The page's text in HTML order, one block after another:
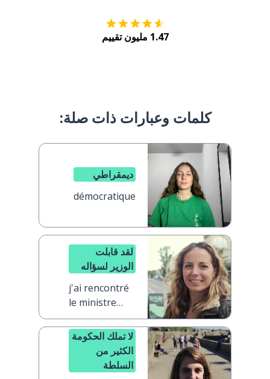
1.47 مليون تقييم
كلمات وعبارات ذات صلة:
ديمقراطي
démocratique
لقد قابلت
الوزير لسؤاله
j'ai rencontré
le ministre
pour lui
demander
لا تملك الحكومة
الكثير من
السلطة